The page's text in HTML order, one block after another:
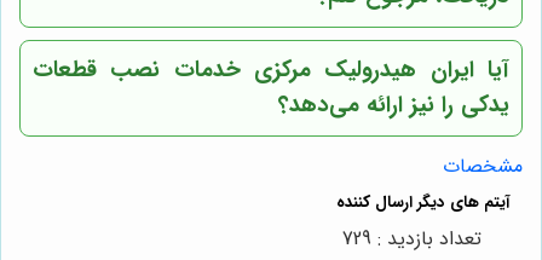
آیا ایران هیدرولیک مرکزی خدمات نصب قطعات
یدکی را نیز ارائه می‌دهد؟
مشخصات
تعداد بازدید : 729